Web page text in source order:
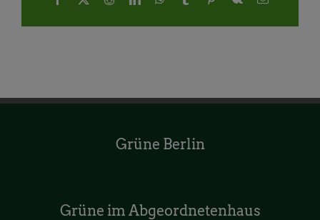
Grüne Berlin
Grüne im Abgeordnetenhaus